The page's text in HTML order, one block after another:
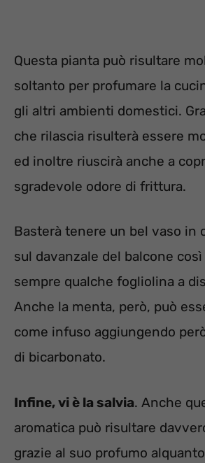
Questa pianta può risultare
soltanto per profumare la
gli altri ambienti domestici.
che rilascia risulterà essere
ed inoltre riuscirà anche a
sgradevole odore di frittura.
Basterà tenere un bel vaso in
sul davanzale del balcone così
sempre qualche fogliolina a
Anche la menta, però, può
come infuso aggiungendo
di bicarbonato.
Infine, vi è la salvia. Anche
aromatica può risultare
grazie al suo profumo